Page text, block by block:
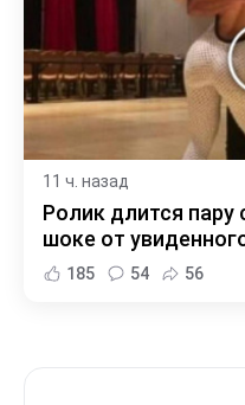
11 ч. назад
Ролик длится пару
шоке от
185 54 56